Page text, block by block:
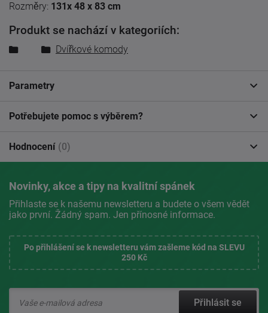
Rozměry: 131x 48 x 83 cm
Produkt se nachází v kategoriích:
Dvířkové komody
Parametry
Potřebujete pomoc s výběrem?
Hodnocení (0)
Novinky, akce a tipy na kvalitní spánek
Přihlaste se k našemu newsletteru a budete o všem vědět
jako první. Žádný spam. Jen přínosné informace.
Po přihlášení se k newsletteru vám zašleme kód na SLEVU
250 Kč
Přihlásit se